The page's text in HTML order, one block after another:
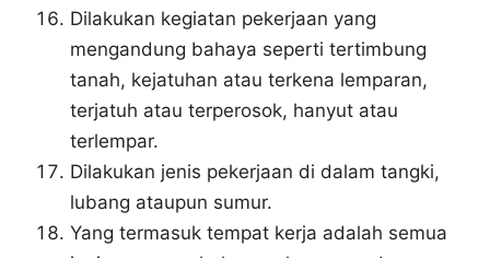
Dilakukan kegiatan pekerjaan yang
mengandung bahaya seperti tertimbung
tanah, kejatuhan atau terkena lemparan,
terjatuh atau terperosok, hanyut atau
terlempar.
Dilakukan jenis pekerjaan di dalam tangki,
lubang ataupun sumur.
Yang termasuk tempat kerja adalah semua